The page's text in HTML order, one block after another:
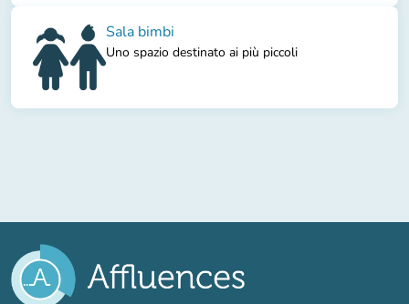
Sala bimbi
Uno spazio destinato ai più piccoli